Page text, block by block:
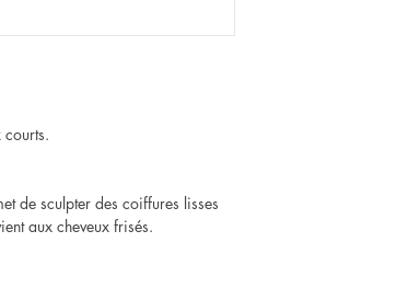
courts.
de sculpter des coiffures lisses
aux cheveux frisés.